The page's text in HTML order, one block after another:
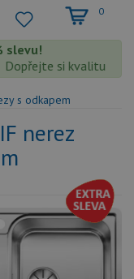
0
slevu!
Dopřejte si kvalitu
s odkapem
nerez